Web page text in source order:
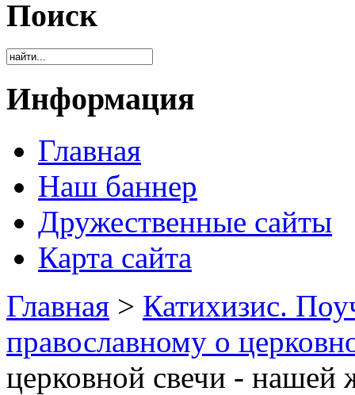
Поиск
Информация
Главная
Наш баннер
Дружественные сайты
Карта сайта
Главная > Катихизис.
православному о
церковной свечи - нашей